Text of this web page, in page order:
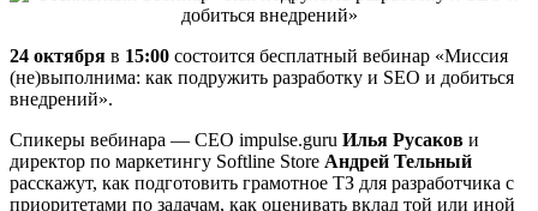
24 октября в 15:00 состоится бесплатный вебинар «Миссия
(не)выполнима: как подружить разработку и SEO и добиться
внедрений».
Спикеры вебинара — CEO impulse.guru Илья Русаков и
директор по маркетингу Softline Store Андрей Тельный
расскажут, как подготовить грамотное ТЗ для разработчика с
приоритетами по задачам, как оценивать вклад той или иной